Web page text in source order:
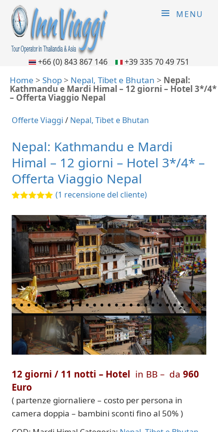
MENU
+66 (0) 843 867 146 +39 335 70 49 751
Home > Shop> Nepal, Tibet e Bhutan > Nepal:
Kathmandu e Mardi Himal – 12 giorni – Hotel 3*/4*
– Offerta Viaggio Nepal
Offerte Viaggi / Nepal, Tibet e Bhutan
Nepal: Kathmandu e Mardi
Himal – 12 giorni – Hotel 3*/4* –
Offerta Viaggio Nepal
(1 recensione del cliente)
based on
customer
rating
12 giorni / 11 notti – Hotel in BB – da 960
Euro
( partenze giornaliere – costo per persona in
camera doppia – bambini sconti fino al 50% )